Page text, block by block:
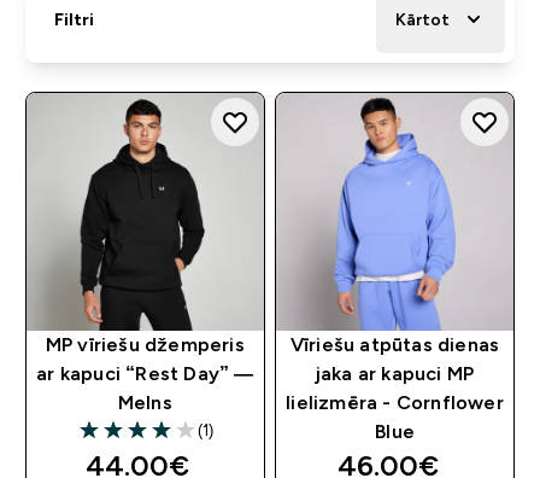
Filtri Kārtot
MP vīriešu džemperis
ar kapuci “Rest Day” —
Melns
4 out of 5 stars
(1)
44.00€‎
Vīriešu atpūtas dienas
jaka ar kapuci MP
lielizmēra - Cornflower
Blue
46.00€‎